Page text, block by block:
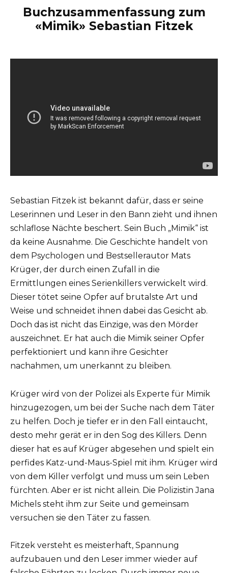
Buchzusammenfassung zum
«Mimik» Sebastian Fitzek
Sebastian Fitzek ist bekannt dafür, dass er seine
Leserinnen und Leser in den Bann zieht und ihnen
schlaflose Nächte beschert. Sein Buch „Mimik“ ist
da keine Ausnahme. Die Geschichte handelt von
dem Psychologen und Bestsellerautor Mats
Krüger, der durch einen Zufall in die
Ermittlungen eines Serienkillers verwickelt wird.
Dieser tötet seine Opfer auf brutalste Art und
Weise und schneidet ihnen dabei das Gesicht ab.
Doch das ist nicht das Einzige, was den Mörder
auszeichnet. Er hat auch die Mimik seiner Opfer
perfektioniert und kann ihre Gesichter
nachahmen, um unerkannt zu bleiben.
Krüger wird von der Polizei als Experte für Mimik
hinzugezogen, um bei der Suche nach dem Täter
zu helfen. Doch je tiefer er in den Fall eintaucht,
desto mehr gerät er in den Sog des Killers. Denn
dieser hat es auf Krüger abgesehen und spielt ein
perfides Katz-und-Maus-Spiel mit ihm. Krüger wird
von dem Killer verfolgt und muss um sein Leben
fürchten. Aber er ist nicht allein. Die Polizistin Jana
Michels steht ihm zur Seite und gemeinsam
versuchen sie den Täter zu fassen.
Fitzek versteht es meisterhaft, Spannung
aufzubauen und den Leser immer wieder auf